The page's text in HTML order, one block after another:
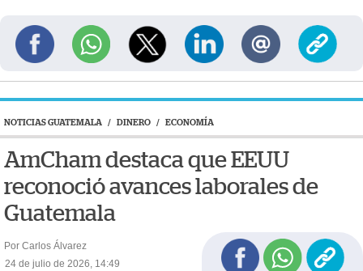
NOTICIAS GUATEMALA / DINERO / ECONOMÍA
AmCham destaca que EEUU
reconoció avances laborales de
Guatemala
Por Carlos Álvarez
24 de julio de 2026, 14:49